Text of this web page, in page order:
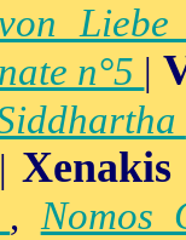
n°5 |
| Xenakis
,Nomos